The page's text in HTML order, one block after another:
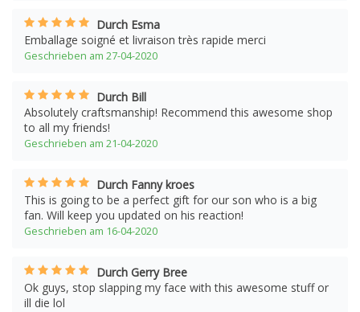
Durch Esma
Emballage soigné et livraison très rapide merci
Geschrieben am 27-04-2020
Durch Bill
Absolutely craftsmanship! Recommend this awesome shop
to all my friends!
Geschrieben am 21-04-2020
Durch Fanny kroes
This is going to be a perfect gift for our son who is a big
fan. Will keep you updated on his reaction!
Geschrieben am 16-04-2020
Durch Gerry Bree
Ok guys, stop slapping my face with this awesome stuff or
ill die lol